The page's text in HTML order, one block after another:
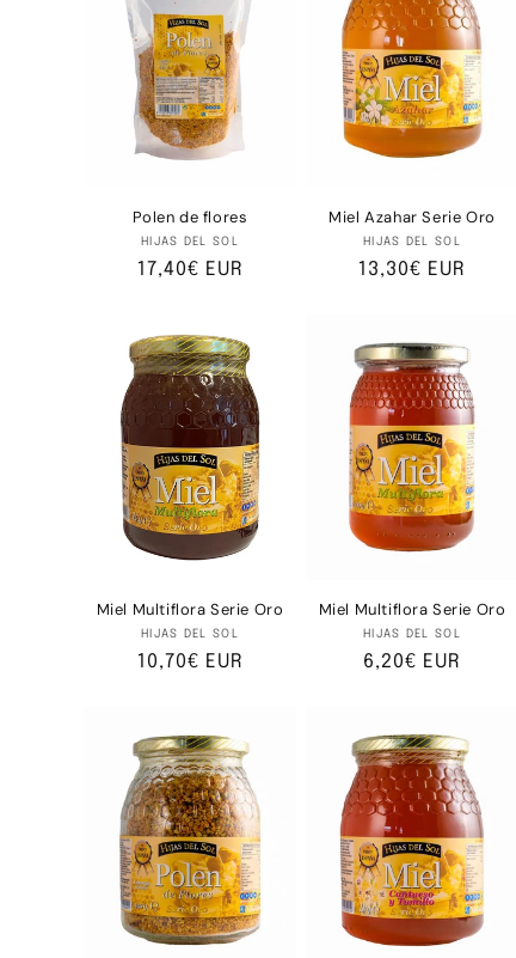
Polen de flores
Proveedor:
HIJAS DEL SOL
Precio
17,40€ EUR
Miel Azahar Serie Oro
Proveedor:
HIJAS DEL SOL
Precio
13,30€ EUR
Miel Multiflora Serie Oro
Proveedor:
HIJAS DEL SOL
Precio
10,70€ EUR
Miel Multiflora Serie Oro
Proveedor:
HIJAS DEL SOL
Precio
6,20€ EUR